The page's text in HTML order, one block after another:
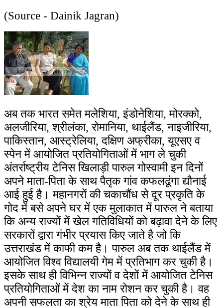
(Source - Dainik Jagran)
अब तक भारत समेत मलेशिया, इंडोनेशिया, मोरक्को,
अलजीरिया, श्रीलंका, रोमानिया, थाईलैंड, नाइजीरिया,
पाकिस्तान, आस्ट्रेलिया, दक्षिण अफ्रीका, यूएसए व
स्पेन में आयोजित प्रतियोगिताओं में भाग ले चुकी
अंतर्राष्ट्रीय टेनिस खिलाड़ी पारुल गोस्वामी इन दिनों
अपने माता-पिता के साथ पैतृक गांव कफलढूंगा द्यौनाई
आई हुई है। महानगरों की चकाचौंध से दूर प्रकृति के
गोद में बसे अपने घर में एक मुलाकात में पारुल ने बताया
कि अन्य राज्यों में खेल गतिविधियों को बढ़ावा देने के लिए
सरकारों द्वारा गंभीर प्रयास किए जाते है जो कि
उत्तराखंड में काफी कम है। पारुल अब तक थाईलैंड में
आयोजित विश्व विद्यालयी गेम में प्रतिभाग कर चुकी है।
इसके साथ ही विभिन्न राज्यों व देशों में आयोजित टेनिस
प्रतियोगिताओं में देश का नाम रोशन कर चुकी है। वह
अपनी सफलता का श्रेय माता पिता को देने के साथ ही